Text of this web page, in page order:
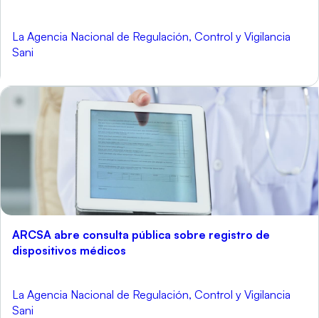
La Agencia Nacional de Regulación, Control y Vigilancia
Sani
ARCSA abre consulta pública sobre registro de
dispositivos médicos
La Agencia Nacional de Regulación, Control y Vigilancia
Sani